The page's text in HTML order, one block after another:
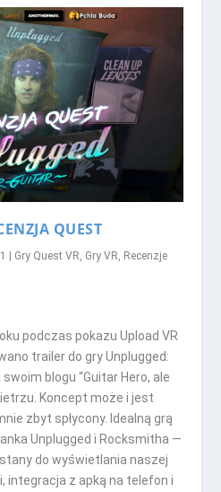
QUEST
Gry Quest VR, Gry VR, Recenzje
podczas pokazu Upload VR
trailer do gry Unplugged:
blogu “Guitar Hero, ale
Koncept może i jest
zbyt spłycony. Idealną grą
Unplugged i Rocksmitha —
do wyświetlania naszej
integracja z apką na telefon i